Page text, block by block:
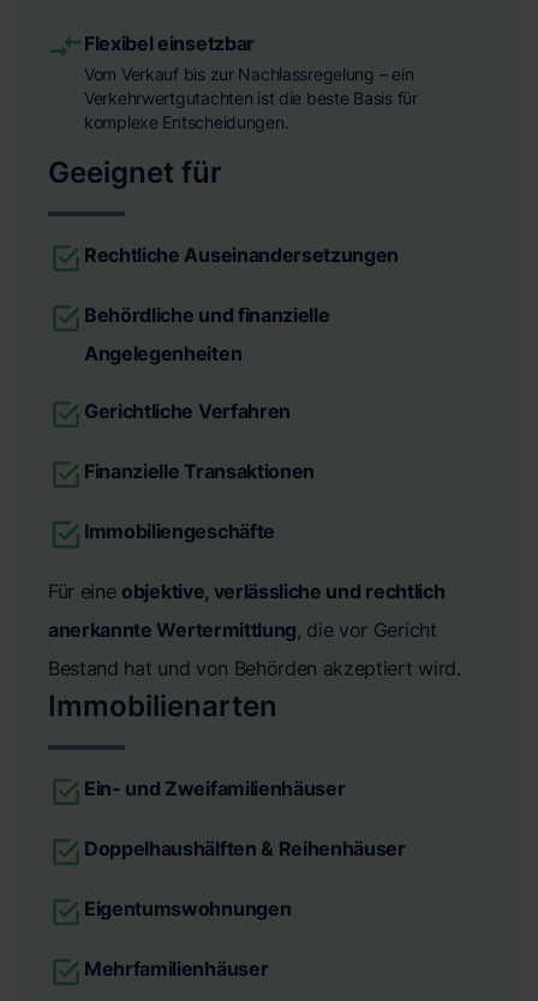
Flexibel einsetzbar
Vom Verkauf bis zur Nachlassregelung – ein
Verkehrwertgutachten ist die beste Basis für
komplexe Entscheidungen.
Geeignet für
Rechtliche Auseinandersetzungen
Behördliche und finanzielle
Angelegenheiten
Gerichtliche Verfahren
Finanzielle Transaktionen
Immobiliengeschäfte
Für eine objektive, verlässliche und rechtlich
anerkannte Wertermittlung, die vor Gericht
Bestand hat und von Behörden akzeptiert wird.
Immobilienarten
Ein- und Zweifamilienhäuser
Doppelhaushälften & Reihenhäuser
Eigentumswohnungen
Mehrfamilienhäuser